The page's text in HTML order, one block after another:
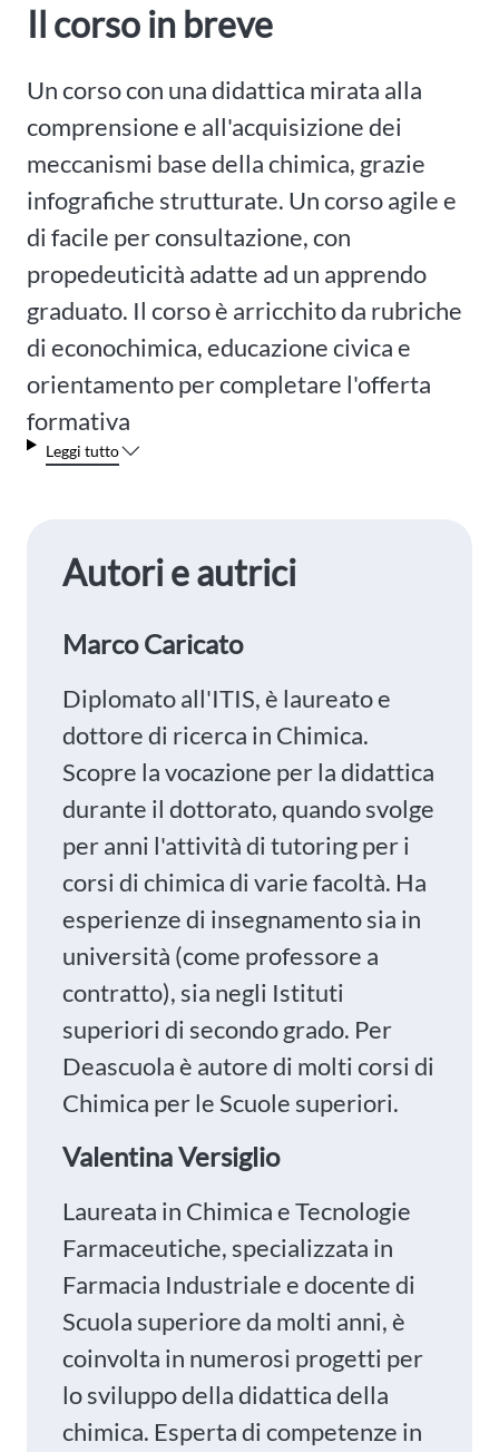
Il corso in breve
Un corso con una didattica mirata alla
comprensione e all'acquisizione dei
meccanismi base della chimica, grazie
infografiche strutturate. Un corso agile e
di facile per consultazione, con
propedeuticità adatte ad un apprendo
graduato. Il corso è arricchito da rubriche
di econochimica, educazione civica e
orientamento per completare l'offerta
formativa
Leggi tutto
Autori e autrici
Marco Caricato
Diplomato all'ITIS, è laureato e
dottore di ricerca in Chimica.
Scopre la vocazione per la didattica
durante il dottorato, quando svolge
per anni l'attività di tutoring per i
corsi di chimica di varie facoltà. Ha
esperienze di insegnamento sia in
università (come professore a
contratto), sia negli Istituti
superiori di secondo grado. Per
Deascuola è autore di molti corsi di
Chimica per le Scuole superiori.
Valentina Versiglio
Laureata in Chimica e Tecnologie
Farmaceutiche, specializzata in
Farmacia Industriale e docente di
Scuola superiore da molti anni, è
coinvolta in numerosi progetti per
lo sviluppo della didattica della
chimica. Esperta di competenze in